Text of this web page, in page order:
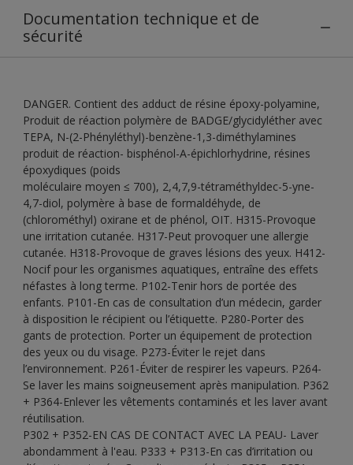
Documentation technique et de
sécurité
DANGER. Contient des adduct de résine époxy-polyamine,
Produit de réaction polymère de BADGE/glycidyléther avec
TEPA, N-(2-Phényléthyl)-benzène-1,3-diméthylamines
produit de réaction- bisphénol-A-épichlorhydrine, résines
époxydiques (poids
moléculaire moyen ≤ 700), 2,4,7,9-tétraméthyldec-5-yne-
4,7-diol, polymère à base de formaldéhyde, de
(chlorométhyl) oxirane et de phénol, OIT. H315-Provoque
une irritation cutanée. H317-Peut provoquer une allergie
cutanée. H318-Provoque de graves lésions des yeux. H412-
Nocif pour les organismes aquatiques, entraîne des effets
néfastes à long terme. P102-Tenir hors de portée des
enfants. P101-En cas de consultation d’un médecin, garder
à disposition le récipient ou l’étiquette. P280-Porter des
gants de protection. Porter un équipement de protection
des yeux ou du visage. P273-Éviter le rejet dans
l’environnement. P261-Éviter de respirer les vapeurs. P264-
Se laver les mains soigneusement après manipulation. P362
+ P364-Enlever les vêtements contaminés et les laver avant
réutilisation.
P302 + P352-EN CAS DE CONTACT AVEC LA PEAU- Laver
abondamment à l'eau. P333 + P313-En cas d’irritation ou